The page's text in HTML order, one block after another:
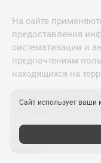
На сайте
предоставления
систематизации и
предпочтениям
находящихся на
© 2011—2026
что нужно знать о
Новостройки
области
Сайт использует ваши